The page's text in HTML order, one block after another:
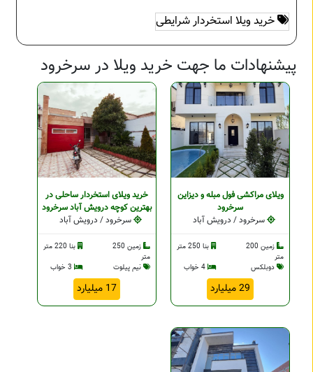
خرید ویلا استخردار شرایطی
پیشنهادات ما جهت خرید ویلا در سرخرود
ویلای مراکشی فول مبله و دیزاین
سرخرود
سرخرود / درویش آباد
زمین 200
متر
بنا 250 متر
دوبلکس
4 خواب
29 میلیارد
خرید ویلای استخردار ساحلی در
بهترین کوچه درویش آباد سرخرود
سرخرود / درویش آباد
زمین 250
متر
بنا 220 متر
نیم پیلوت
17 میلیارد